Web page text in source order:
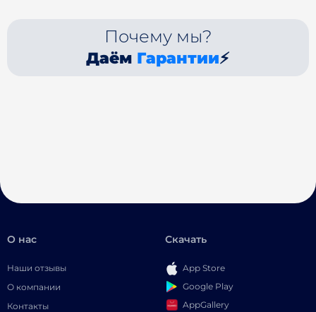
Почему мы?
Даём Гарантии⚡
О нас
Наши отзывы
О компании
Контакты
Скачать
App Store
Google Play
AppGallery